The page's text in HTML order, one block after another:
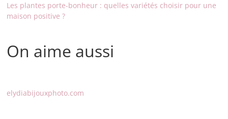
Les plantes porte-bonheur : quelles variétés choisir pour une
maison positive ?
On aime aussi
elydiabijouxphoto.com